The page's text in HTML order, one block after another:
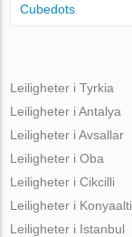
Cubedots
Leiligheter i Tyrkia
Leiligheter i Antalya
Leiligheter i Avsallar
Leiligheter i Oba
Leiligheter i Cikcilli
Leiligheter i Konyaalti
Leiligheter i Istanbul